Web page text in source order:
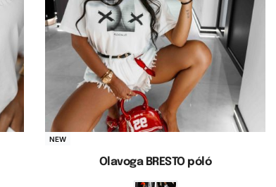
NEW
Olavoga BRESTO póló